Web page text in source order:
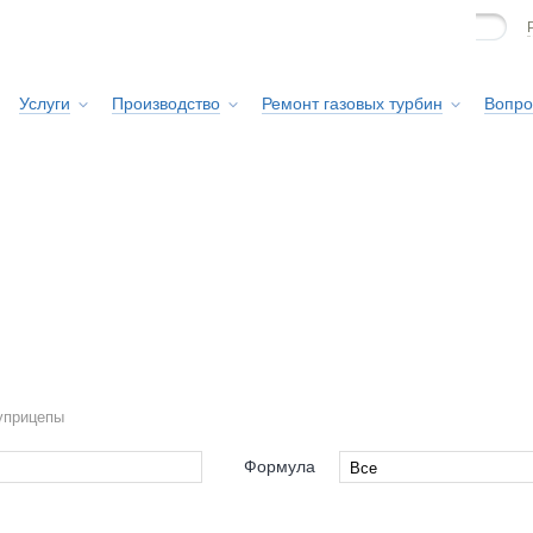
Услуги Производство Ремонт газовых турбин
Формула
Все